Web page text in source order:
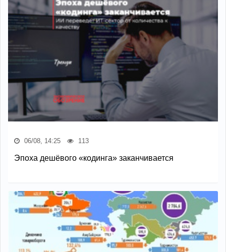
06/08, 14:25 113
Эпоха дешёвого «кодинга» заканчивается